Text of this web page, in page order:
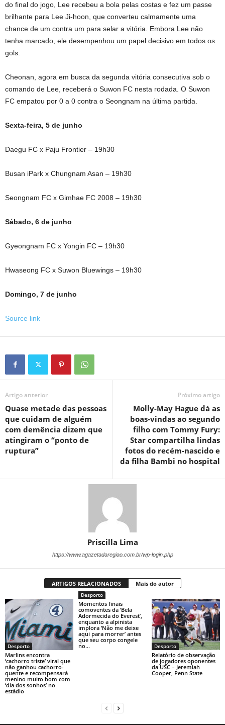
do final do jogo, Lee recebeu a bola pelas costas e fez um passe
brilhante para Lee Ji-hoon, que converteu calmamente uma
chance de um contra um para selar a vitória. Embora Lee não
tenha marcado, ele desempenhou um papel decisivo em todos os
gols.
Cheonan, agora em busca da segunda vitória consecutiva sob o
comando de Lee, receberá o Suwon FC nesta rodada. O Suwon
FC empatou por 0 a 0 contra o Seongnam na última partida.
Sexta-feira, 5 de junho
Daegu FC x Paju Frontier – 19h30
Busan iPark x Chungnam Asan – 19h30
Seongnam FC x Gimhae FC 2008 – 19h30
Sábado, 6 de junho
Gyeongnam FC x Yongin FC – 19h30
Hwaseong FC x Suwon Bluewings – 19h30
Domingo, 7 de junho
Source link
Artigo anterior
Quase metade das pessoas
que cuidam de alguém
com demência dizem que
atingiram o “ponto de
ruptura”
Próximo artigo
Molly-May Hague dá as
boas-vindas ao segundo
filho com Tommy Fury:
Star compartilha lindas
fotos do recém-nascido e
da filha Bambi no hospital
Priscilla Lima
https://www.agazetadaregiao.com.br/wp-login.php
ARTIGOS RELACIONADOS Mais do autor
Desporto
Marlins encontra
‘cachorro triste’ viral que
não ganhou cachorro-
quente e recompensará
menino muito bom com
‘dia dos sonhos’ no
estádio
Desporto
Momentos finais
comoventes da ‘Bela
Adormecida do Everest’,
enquanto a alpinista
implora ‘Não me deixe
aqui para morrer’ antes
que seu corpo congele
no...
Desporto
Relatório de observação
de jogadores oponentes
da USC – Jeremiah
Cooper, Penn State